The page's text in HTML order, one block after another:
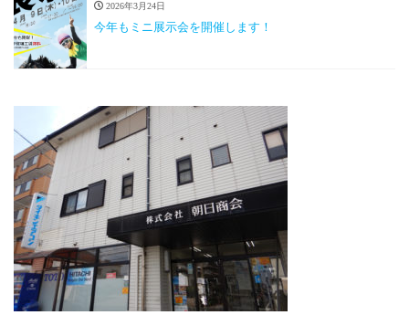
2026年3月24日
今年もミニ展示会を開催します！